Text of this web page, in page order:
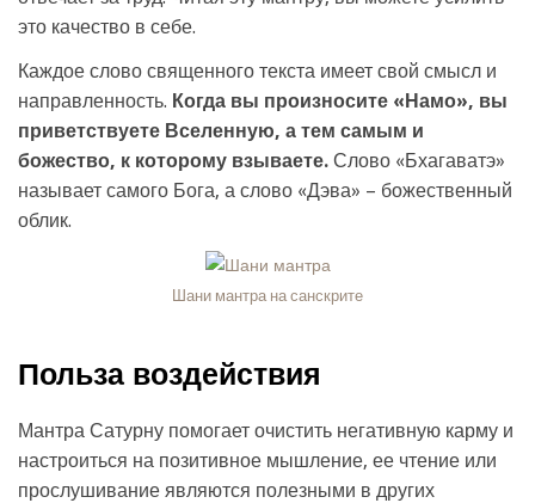
это качество в себе.
Каждое слово священного текста имеет свой смысл и
направленность. Когда вы произносите «Намо», вы
приветствуете Вселенную, а тем самым и
божество, к которому взываете. Слово «Бхагаватэ»
называет самого Бога, а слово «Дэва» – божественный
облик.
Шани мантра на санскрите
Польза воздействия
Мантра Сатурну помогает очистить негативную карму и
настроиться на позитивное мышление, ее чтение или
прослушивание являются полезными в других